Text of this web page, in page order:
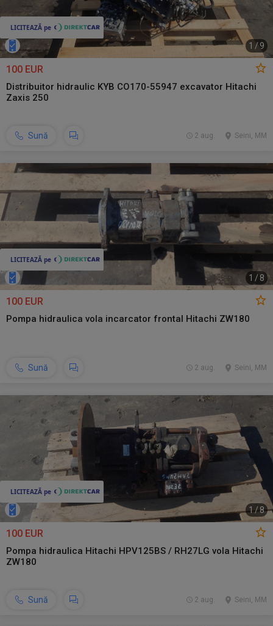
1 / 9
100 EUR
Distribuitor hidraulic KYB CO170-55947 excavator Hitachi
Zaxis 250
Sună Seini, MM
2 aug.
1 / 8
100 EUR
Pompa hidraulica vola incarcator frontal Hitachi ZW180
Sună Seini, MM
2 aug.
1 /8
100 EUR
Pompa hidraulica Hitachi HPV125BS / RH27LG vola Hitachi
ZW180
Sună Seini, MM
2 aug.